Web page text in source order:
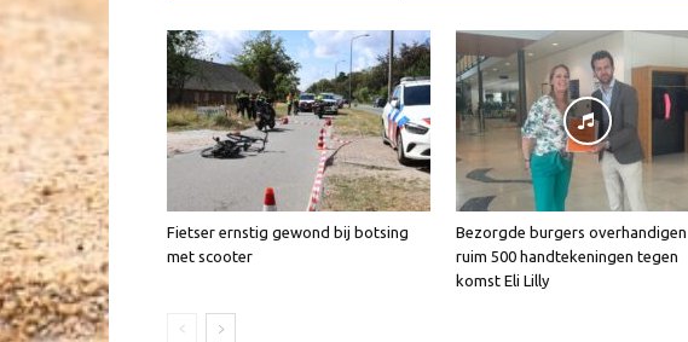
Fietser ernstig gewond bij botsing
met scooter
Bezorgde burgers overhandigen
ruim 500 handtekeningen tegen
komst Eli Lilly